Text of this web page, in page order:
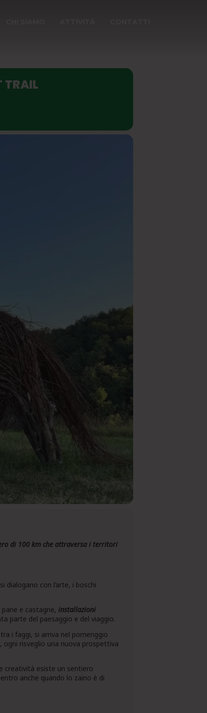
TRAIL
di 100 km che attraversa i territori
dialogano con l’arte, i boschi
e castagne, installazioni
parte del paesaggio e del viaggio.
i faggi, si arriva nel pomeriggio
ogni risveglio una nuova prospettiva
creatività esiste un sentiero
anche quando lo zaino è di